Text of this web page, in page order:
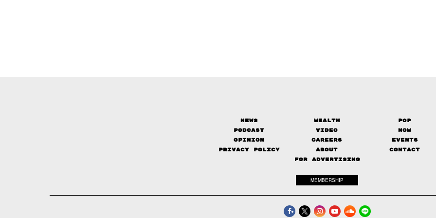
News Wealth
Pop
Podcast
Video
Now
Opinion
Careers
Events
Privacy Policy
About
Contact
FOR ADVERTISING
MEMBERSHIP